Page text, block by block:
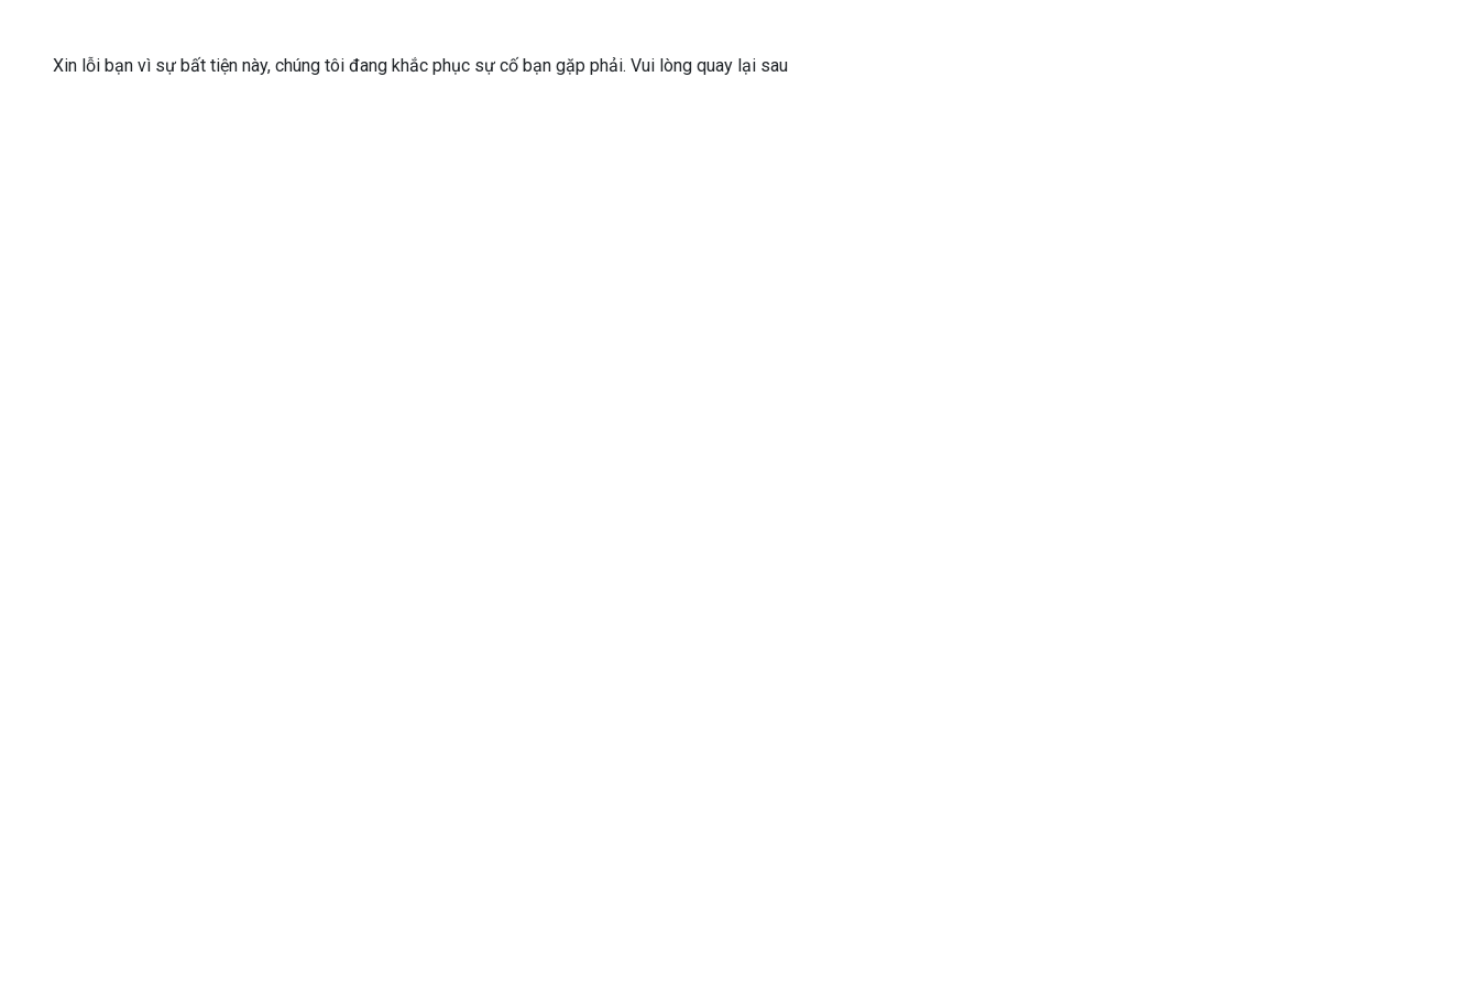
Xin lỗi bạn vì sự bất tiện này, chúng tôi đang khắc phục sự cố bạn gặp phải. Vui lòng quay lại sau